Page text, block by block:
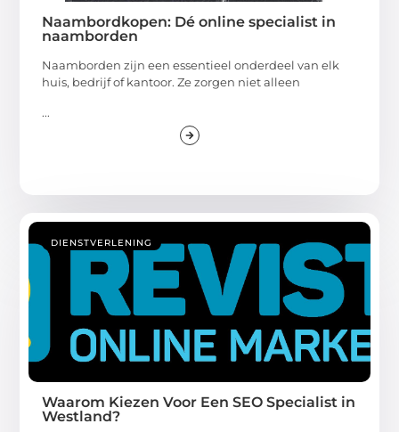
Naambordkopen: Dé online specialist in
naamborden
Naamborden zijn een essentieel onderdeel van elk
huis, bedrijf of kantoor. Ze zorgen niet alleen
...
DIENSTVERLENING
Waarom Kiezen Voor Een SEO Specialist in
Westland?